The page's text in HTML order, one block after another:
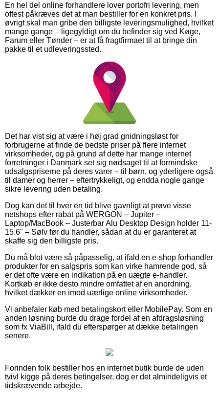
En hel del online forhandlere lover portofri levering, men
oftest påkræves det at man bestiller for en konkret pris. I
øvrigt skal man gribe den billigste leveringsmulighed, hvilket
mange gange – ligegyldigt om du befinder sig ved Køge,
Farum eller Tønder – er at få fragtfirmaet til at bringe din
pakke til et udleveringssted.
Det har vist sig at være i høj grad gnidningsløst for
forbrugerne at finde de bedste priser på flere internet
virksomheder, og på grund af dette har mange internet
forretninger i Danmark set sig nødsaget til at formindske
udsalgspriserne på deres varer – til børn, og yderligere også
til damer og herrer – eftertrykkeligt, og endda nogle gange
sikre levering uden betaling.
Dog kan det til hver en tid blive gavnligt at prøve visse
netshops efter rabat på WERGON – Jupiter –
Laptop/MacBook – Justerbar Alu Desktop Design holder 11-
15.6" – Sølv før du handler, sådan at du er garanteret at
skaffe sig den billigste pris.
Du må blot være så påpasselig, at ifald en e-shop forhandler
produkter for en salgspris som kan virke hamrende god, så
er det ofte være en indikation på en uægte e-handler.
Kortkøb er ikke desto mindre omfattet af en anordning,
hvilket dækker en imod uærlige online virksomheder.
Vi anbefaler køb med betalingskort eller MobilePay. Som en
anden løsning burde du drage fordel af en afdragsløsning
som fx ViaBill, ifald du efterspørger at dække betalingen
senere.
Forinden folk bestiller hos en internet butik burde de uden
tvivl kigge på deres betingelser, dog er det almindeligvis et
tidskrævende arbejde.